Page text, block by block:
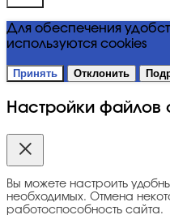
Для обеспечения
используются cookies
Принять Отклонить
Настройки файлов
Вы можете настроить
необходимых. Отмена
работоспособность сайта.